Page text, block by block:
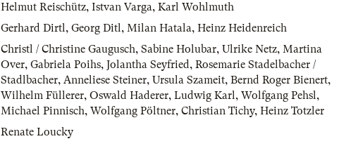
Helmut Reischütz, Istvan Varga, Karl Wohlmuth
Gerhard Dirtl, Georg Ditl, Milan Hatala, Heinz Heidenreich
Christl / Christine Gaugusch, Sabine Holubar, Ulrike Netz, Martina
Over, Gabriela Poihs, Jolantha Seyfried, Rosemarie Stadelbacher /
Stadlbacher, Anneliese Steiner, Ursula Szameit, Bernd Roger Bienert,
Wilhelm Füllerer, Oswald Haderer, Ludwig Karl, Wolfgang Pehsl,
Michael Pinnisch, Wolfgang Pöltner, Christian Tichy, Heinz Totzler
Renate Loucky